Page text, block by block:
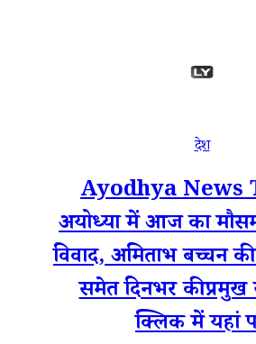
देश
Ayodhya News
अयोध्या में आज का
विवाद, अमिताभ बच्चन
समेत दिनभर की
क्लिक में यहां